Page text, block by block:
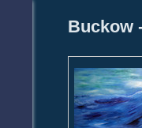
Buckow